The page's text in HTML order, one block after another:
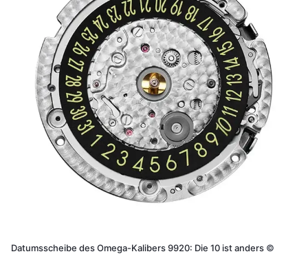
Datumsscheibe des Omega-Kalibers 9920: Die 10 ist anders ©